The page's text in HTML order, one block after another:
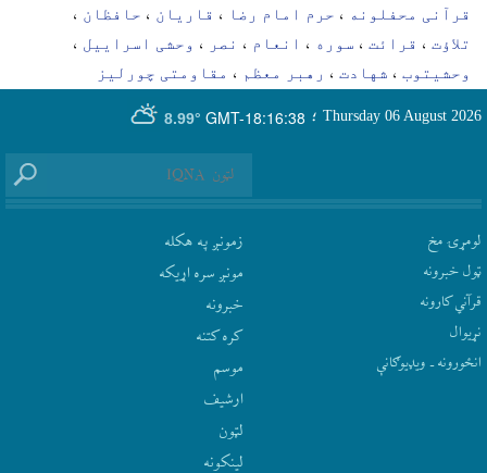
قرآنی محفلونه ، حرم امام رضا ، قاریان ، حافظان ،
تلاؤت ، قرائت ، سوره ، انعام ، نصر ، وحشی اسراییل ،
وحشیتوب ، شهادت ، رهبر معظم ، مقاومتی چورلیز
GMT-18:16:38
8.99° Thursday 06 August 2026 ؛
لومړۍ مخ
ټول خبرونه
قرآني کارونه
نړيوال
انځورونه ـ ویډیوګانې
زمونږ په هکله
مونږ سره اړيکه
‫خبرونه
کره کتنه
موسم
ارشيف
لټون
لينکونه